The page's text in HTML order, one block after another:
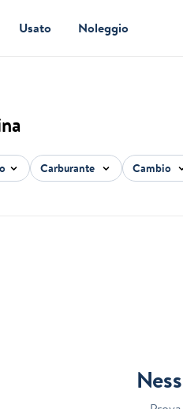
Usato Noleggio
Carburante Cambio